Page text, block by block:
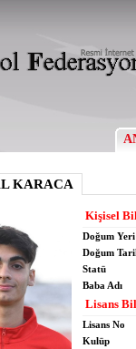
KARACA
Kişisel
Doğum Yeri
Doğum
Statü
Baba Adı
Lisans
Lisans No
Kulüp